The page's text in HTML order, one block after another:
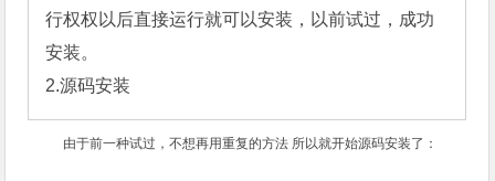
行权权以后直接运行就可以安装，以前试过，成功
安装。
2.源码安装
由于前一种试过，不想再用重复的方法 所以就开始源码安装了：